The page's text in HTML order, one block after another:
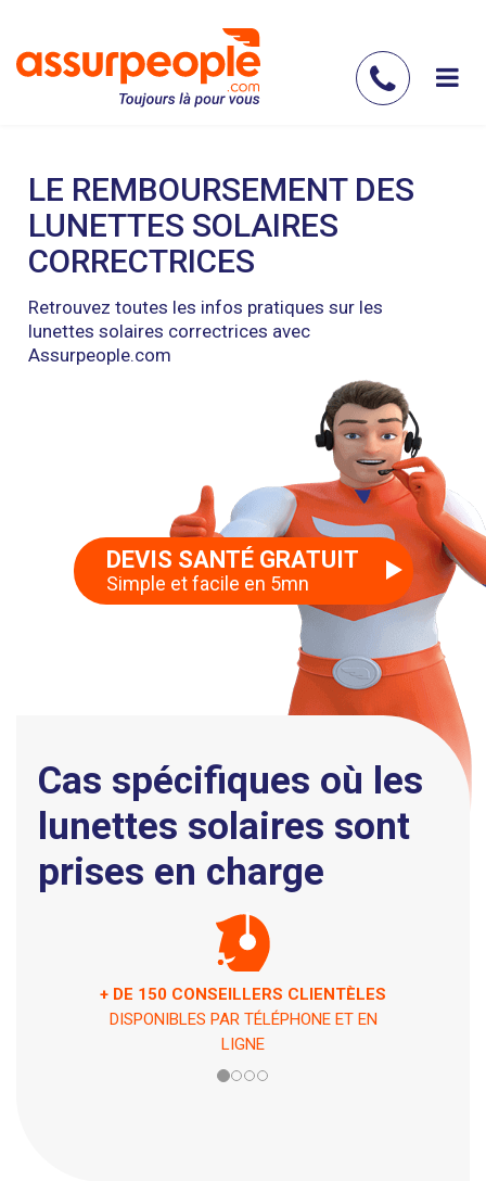
contenu
nous
LE REMBOURSEMENT DES
LUNETTES SOLAIRES
CORRECTRICES
Retrouvez toutes les infos pratiques sur les
lunettes solaires correctrices avec
Assurpeople.com
DEVIS SANTÉ GRATUIT
Simple et facile en 5mn
Cas spécifiques où les
lunettes solaires sont
prises en charge
CLIENTÈLES
ET EN
ASSISTANCE 7 JOURS / 7 ET 24H / 24
EN CAS DE PÉPIN !